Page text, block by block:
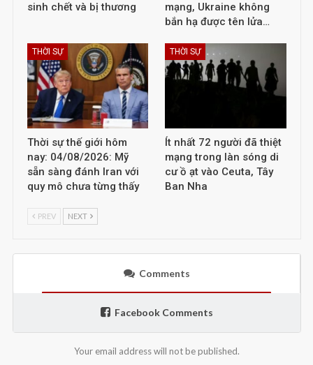
sinh chết và bị thương
mạng, Ukraine không
bắn hạ được tên lửa…
THỜI SỰ
Thời sự thế giới hôm
nay: 04/08/2026: Mỹ
sẵn sàng đánh Iran với
quy mô chưa từng thấy
THỜI SỰ
Ít nhất 72 người đã thiệt
mạng trong làn sóng di
cư ồ ạt vào Ceuta, Tây
Ban Nha
PREV NEXT
Comments
Facebook Comments
Your email address will not be published.